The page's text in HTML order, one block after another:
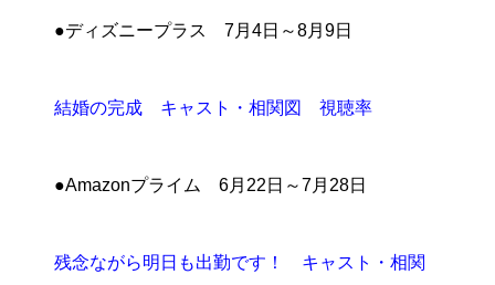
●ディズニープラス 7月4日～8月9日
結婚の完成 キャスト・相関図 視聴率
●Amazonプライム 6月22日～7月28日
残念ながら明日も出勤です！ キャスト・相関